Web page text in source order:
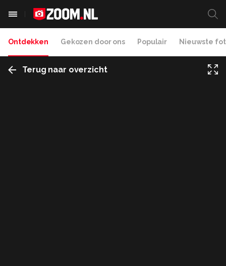
Ontdekken Gekozen door ons Populair Nieuwste
Terug naar overzicht